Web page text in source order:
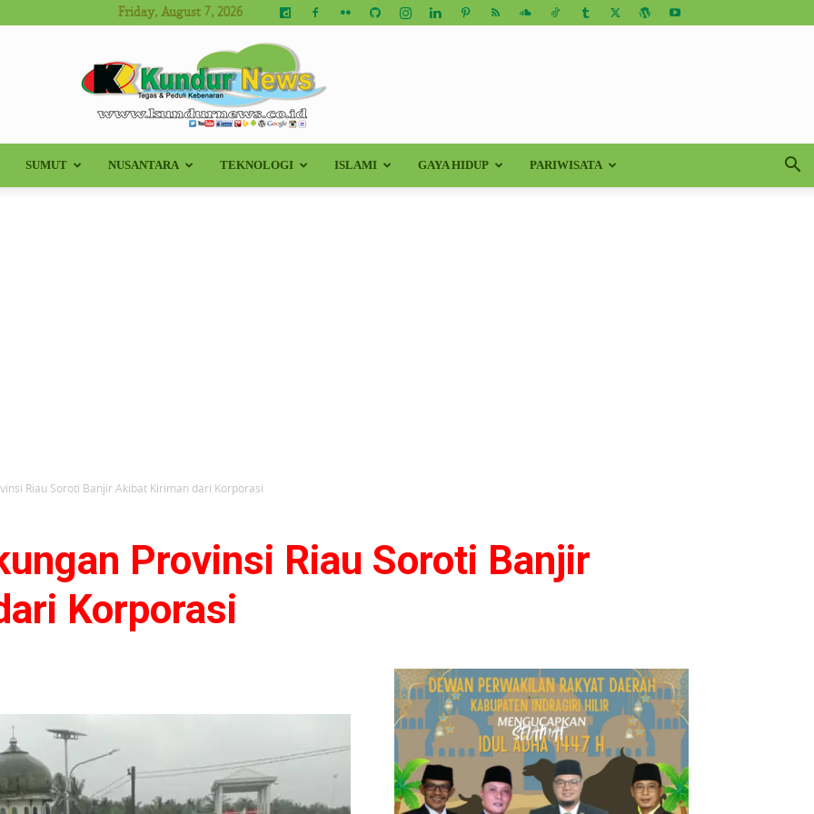
Friday, August 7, 2026
Kundur
SUMUT NUSANTARA TEKNOLOGI ISLAMI GAYA HIDUP PARIWISATA
Riau Soroti Banjir Akibat Kiriman dari Korporasi
Provinsi Riau Soroti Banjir
Korporasi